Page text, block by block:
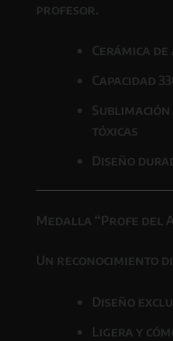
profesor.
Cerámica
Capacidad
tóxicas
Diseño
Medalla “Profe del
Un reconocimiento
Diseño
Ligera y